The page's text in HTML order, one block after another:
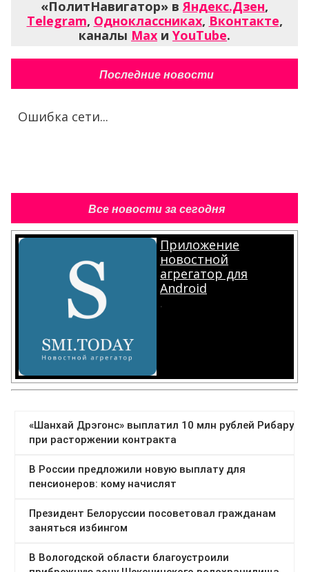
«ПолитНавигатор» вЯндекс.Дзен,
Telegram, Одноклассниках, Вконтакте,
каналы Max и YouTube.
Последние новости
Ошибка сети...
Все новости за сегодня
Приложение
новостной
агрегатор для
Android
.